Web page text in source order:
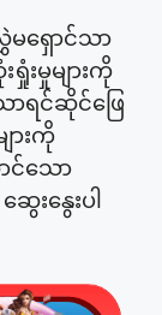
မရှောင်သာ
းမှုများကို
ာရင်ဆိုင်ဖြေ
ားကို
သော
နွေးပါ